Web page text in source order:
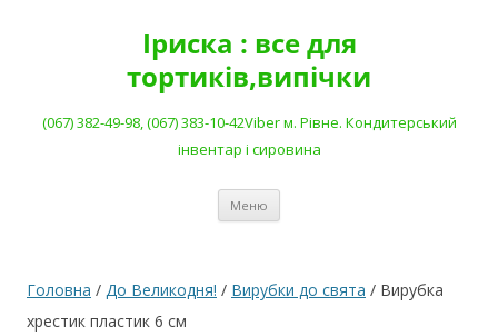
Іриска : все для
тортиків,випічки
(067) 382-49-98, (067) 383-10-42Viber м. Рівне. Кондитерський
інвентар і сировина
Меню
Головна / До Великодня! / Вирубки до свята / Вирубка
хрестик пластик 6 см